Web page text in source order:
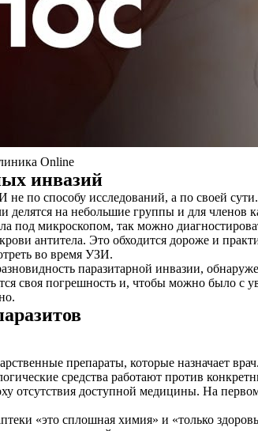
Online
инвазий
по способу исследований, а по своей
делятся на небольшие группы и для
под микроскопом, так можно
антитела. Это обходится дороже и
во время УЗИ.
паразитарной инвазии,
своя погрешность и, чтобы можно было с
препараты, которые назначает
средства работают против
отсутствия доступной медицины. На
«это сплошная химия» и «только